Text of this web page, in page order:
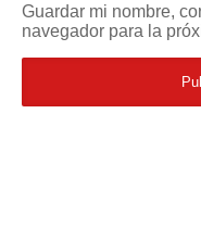
Guardar mi nombre,
navegador para la